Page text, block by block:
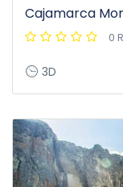
Cajamarca
0
3D